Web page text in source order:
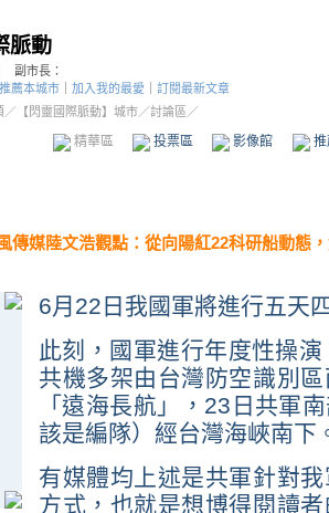
脈動
副市長：
推薦本城市 加入我的最愛
訂閱最新文章
／ 【閃靈國際脈動】城市／討論區／
精華區 投票區 影像館
傳媒陸文浩觀點：從向陽紅22科研船動態
6月 22 日我國軍將進行五天
此刻，國軍進行年度性操
共機多架由台灣防空識別
「遠海長航」， 23 日共軍
該是編隊）經台灣海峽南下
有媒體均上述是共軍針對
方式，也就是想博得閱讀